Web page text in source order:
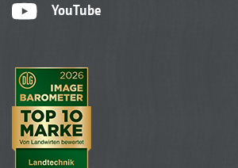
YouTube